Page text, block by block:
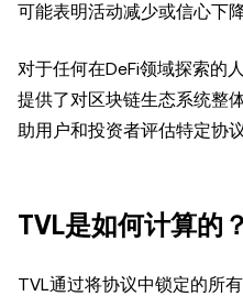
可能表明活动减少或信心下降
对于任何在DeFi领域探索的
提供了对区块链生态系统整
助用户和投资者评估特定协
TVL是如何计算的？
TVL通过将协议中锁定的所